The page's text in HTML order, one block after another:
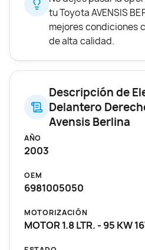
tu Toyota AVENSIS
mejores condiciones
de alta calidad.
Descripción de
Delantero
Avensis Berlina
AÑO
2003
OEM
6981005050
MOTORIZACIÓN
MOTOR 1.8 LTR. - 95 KW